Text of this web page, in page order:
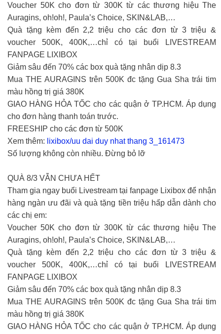
Voucher 50K cho đơn từ 300K từ các thương hiệu The
Auragins, oh!oh!, Paula’s Choice, SKIN&LAB,…
Quà tặng kèm đến 2,2 triệu cho các đơn từ 3 triệu &
voucher 500K, 400K,…chỉ có tại buổi LIVESTREAM
FANPAGE LIXIBOX
Giảm sâu đến 70% các box quà tặng nhân dịp 8.3
Mua THE AURAGINS trên 500K đc tặng Gua Sha trái tim
màu hồng trị giá 380K
GIAO HÀNG HỎA TỐC cho các quận ở TP.HCM. Áp dụng
cho đơn hàng thanh toán trước.
FREESHIP cho các đơn từ 500K
Xem thêm: lixibox/uu dai duy nhat thang 3_161473
Số lượng không còn nhiều. Đừng bỏ lỡ
QUÀ 8/3 VẪN CHƯA HẾT
Tham gia ngay buổi Livestream tại fanpage Lixibox để nhận
hàng ngàn ưu đãi và quà tặng tiền triệu hấp dẫn dành cho
các chị em:
Voucher 50K cho đơn từ 300K từ các thương hiệu The
Auragins, oh!oh!, Paula’s Choice, SKIN&LAB,…
Quà tặng kèm đến 2,2 triệu cho các đơn từ 3 triệu &
voucher 500K, 400K,…chỉ có tại buổi LIVESTREAM
FANPAGE LIXIBOX
Giảm sâu đến 70% các box quà tặng nhân dịp 8.3
Mua THE AURAGINS trên 500K đc tặng Gua Sha trái tim
màu hồng trị giá 380K
GIAO HÀNG HỎA TỐC cho các quận ở TP.HCM. Áp dụng